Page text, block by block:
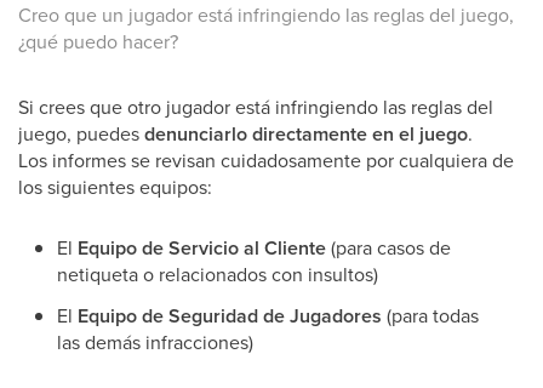
Creo que un jugador está infringiendo las reglas del juego,
¿qué puedo hacer?
Si crees que otro jugador está infringiendo las reglas del
juego, puedesdenunciarlo directamente en el juego.
Los informes se revisan cuidadosamente por cualquiera de
los siguientes equipos:
El Equipo de Servicio al Cliente(para casos de
netiqueta o relacionados con insultos)
El Equipo de Seguridad de Jugadores (para todas
las demás infracciones)